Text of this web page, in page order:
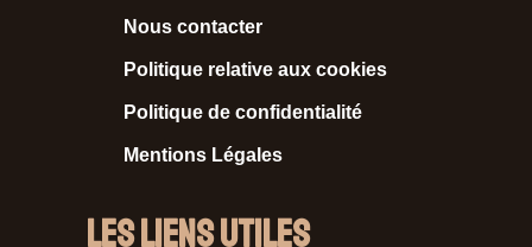
Nous contacter
Politique relative aux cookies
Politique de confidentialité
Mentions Légales
Les liens utiles